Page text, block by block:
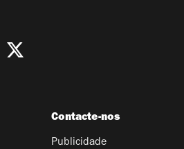
Contacte-nos
Publicidade